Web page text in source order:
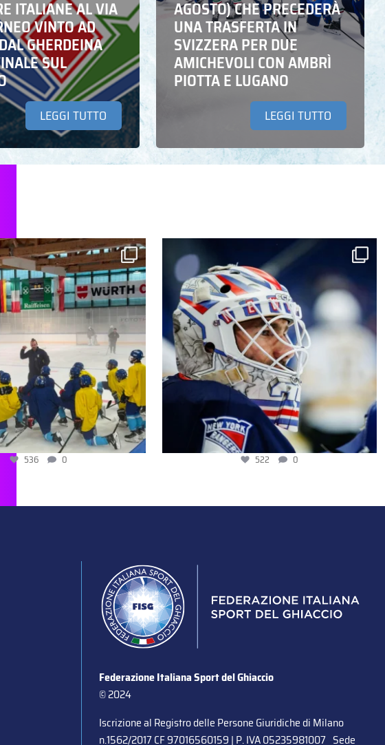
ITALIANE AL VIA
VINTO AD
GHERDEINA
SUL
LEGGI TUTTO
AGOSTO) CHE PRECEDERÀ
UNA TRASFERTA IN
SVIZZERA PER DUE
AMICHEVOLI CON AMBRÌ
PIOTTA E LUGANO
LEGGI TUTTO
536 0 522 0
Federazione Italiana Sport del Ghiaccio
© 2024
Iscrizione al Registro delle Persone Giuridiche di Milano
n.1562/2017 CF 97016560159 | P. IVA 05235981007 Sede